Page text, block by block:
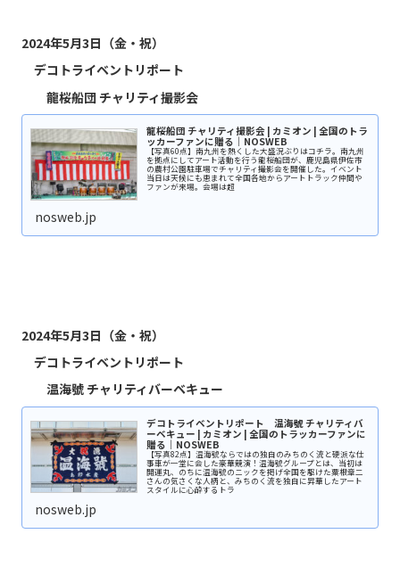
2024年5月3日（金・祝）
デコトライベントリポート
龍桜船団 チャリティ撮影会
龍桜船団 チャリティ撮影会 | カミオン | 全国のトラ
ッカーファンに贈る｜NOSWEB
【写真60点】南九州を熱くした大盛況ぶりはコチラ。南九州
を拠点にしてアート活動を行う龍桜船団が、鹿児島県伊佐市
の農村公園駐車場でチャリティ撮影会を開催した。イベント
当日は天候にも恵まれて全国各地からアートトラック仲間や
ファンが来場。会場は超
nosweb.jp
2024年5月3日（金・祝）
デコトライベントリポート
温海號 チャリティバーベキュー
デコトライベントリポート 温海號 チャリティバ
ーベキュー | カミオン | 全国のトラッカーファンに
贈る｜NOSWEB
【写真82点】温海號ならではの独自のみちのく流と硬派な仕
事車が一堂に会した豪華競演！温海號グループとは、当初は
開運丸、のちに温海號のニックを掲げ全国を駆けた粟根章二
さんの気さくな人柄と、みちのく流を独自に昇華したアート
スタイルに心酔するトラ
nosweb.jp